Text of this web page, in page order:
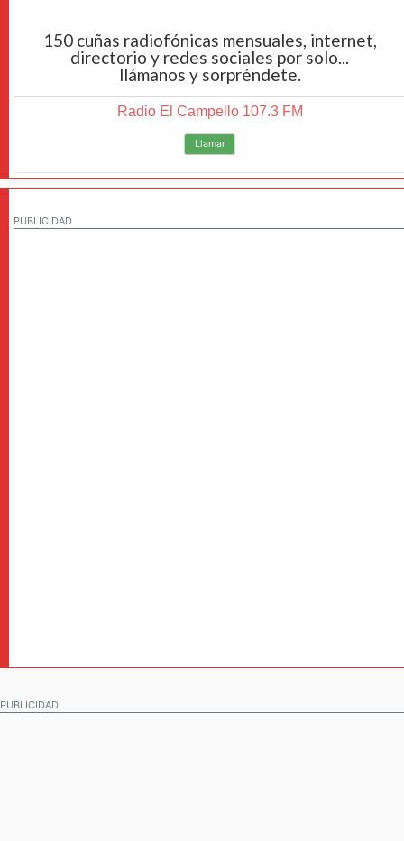
150 cuñas radiofónicas mensuales, internet,
directorio y redes sociales por solo...
llámanos y sorpréndete.
Radio El Campello 107.3 FM
Llamar
PUBLICIDAD
PUBLICIDAD